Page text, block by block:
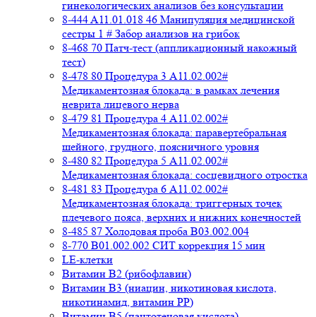
гинекологических анализов без консультации
8-444 A11.01.018 46 Манипуляция медицинской
сестры 1 # Забор анализов на грибок
8-468 70 Патч-тест (аппликационный накожный
тест)
8-478 80 Процедура 3 A11.02.002#
Медикаментозная блокада: в рамках лечения
неврита лицевого нерва
8-479 81 Процедура 4 A11.02.002#
Медикаментозная блокада: паравертебральная
шейного, грудного, поясничного уровня
8-480 82 Процедура 5 A11.02.002#
Медикаментозная блокада: сосцевидного отростка
8-481 83 Процедура 6 A11.02.002#
Медикаментозная блокада: триггерных точек
плечевого пояса, верхних и нижних конечностей
8-485 87 Холодовая проба В03.002.004
8-770 B01.002.002 СИТ коррекция 15 мин
LE-клетки
Витамин В2 (рибофлавин)
Витамин В3 (ниацин, никотиновая кислота,
никотинамид, витамин PP)